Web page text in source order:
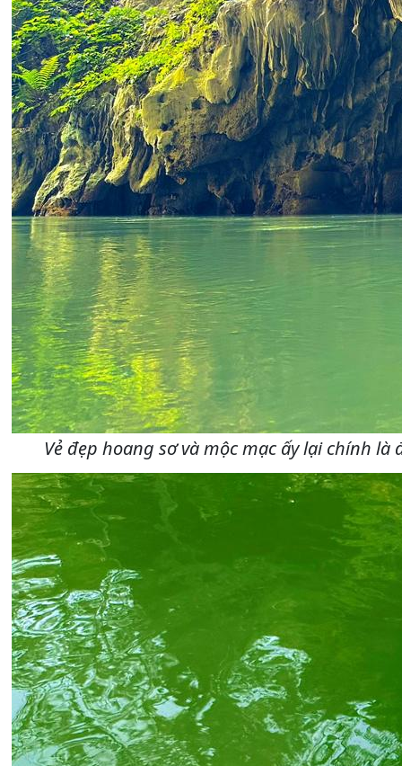
Vẻ đẹp hoang sơ và mộc mạc ấy lại chính